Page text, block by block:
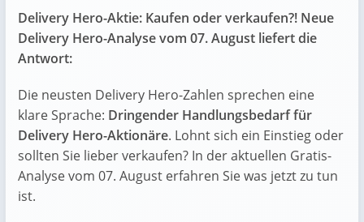
Delivery Hero-Aktie: Kaufen oder verkaufen?! Neue
Delivery Hero-Analyse vom 07. August liefert die
Antwort:
Die neusten Delivery Hero-Zahlen sprechen eine
klare Sprache: Dringender Handlungsbedarf für
Delivery Hero-Aktionäre. Lohnt sich ein Einstieg oder
sollten Sie lieber verkaufen? In der aktuellen Gratis-
Analyse vom 07. August erfahren Sie was jetzt zu tun
ist.